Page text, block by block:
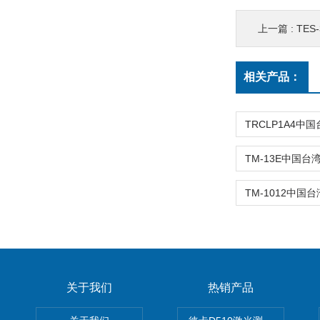
上一篇 : TES-
相关产品：
关于我们 热销产品